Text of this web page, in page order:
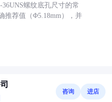
36UNS螺纹底孔尺寸的常
推荐值（Φ5.18mm），并
咨询 进店